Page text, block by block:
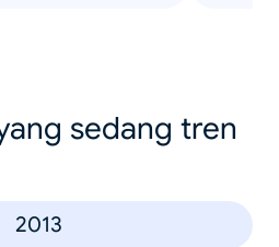
sedang tren
2013